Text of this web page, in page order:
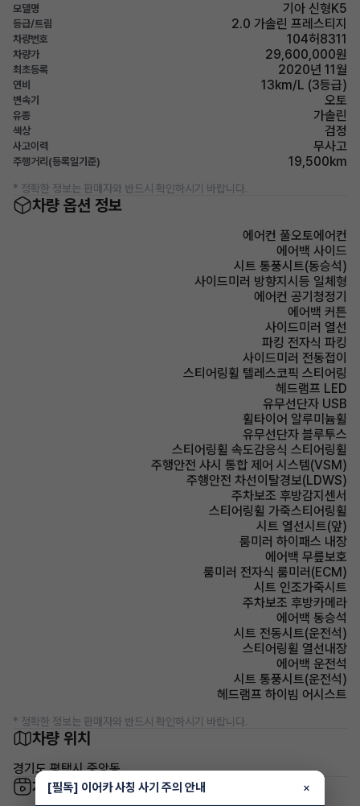
모델명 기아 신형K5
등급/트림 2.0 가솔린 프레스티지
차량번호 104허8311
차량가 29,600,000원
최초등록 2020년 11월
연비 13km/L (3등급)
변속기 오토
유종 가솔린
색상 검정
사고이력 무사고
주행거리(등록일기준) 19,500km
* 정확한 정보는 판매자와 반드시 확인하시기 바랍니다.
차량 옵션 정보
에어컨 풀오토에어컨
에어백 사이드
시트 통풍시트(동승석)
사이드미러 방향지시등 일체형
에어컨 공기청정기
에어백 커튼
사이드미러 열선
파킹 전자식 파킹
사이드미러 전동접이
스티어링휠 텔레스코픽 스티어링
헤드램프 LED
유무선단자 USB
휠타이어 알루미늄휠
유무선단자 블루투스
스티어링휠 속도감응식 스티어링휠
주행안전 샤시 통합 제어 시스템(VSM)
주행안전 차선이탈경보(LDWS)
주차보조 후방감지센서
스티어링휠 가죽스티어링휠
시트 열선시트(앞)
룸미러 하이패스 내장
에어백 무릎보호
룸미러 전자식 룸미러(ECM)
시트 인조가죽시트
주차보조 후방카메라
에어백 동승석
시트 전동시트(운전석)
스티어링휠 열선내장
에어백 운전석
시트 통풍시트(운전석)
헤드램프 하이빔 어시스트
* 정확한 정보는 판매자와 반드시 확인하시기 바랍니다.
차량 위치
경기도 평택시 중앙동
차량 영상
[필독] 이어카 사칭 사기 주의 안내 ×